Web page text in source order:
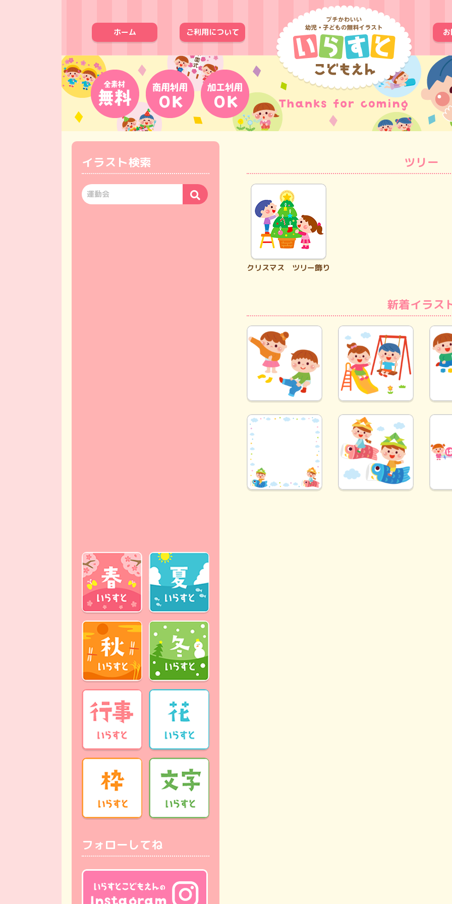
ホーム ご利用について
イラスト検索
フォローしてね
ツリー
クリスマス ツリー飾り
新着イラス